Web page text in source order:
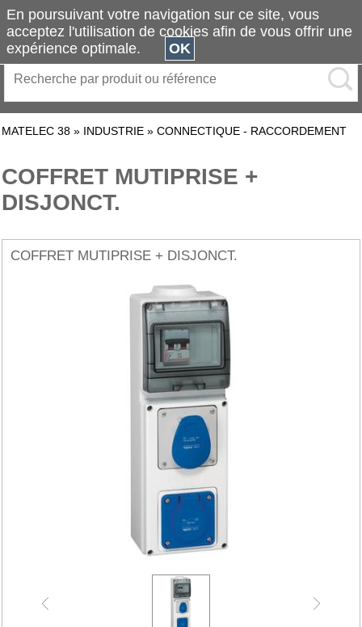
MATELEC 38 » INDUSTRIE » CONNECTIQUE - RACCORDEMENT
COFFRET MUTIPRISE +
DISJONCT.
COFFRET MUTIPRISE + DISJONCT.
En poursuivant votre navigation sur ce site, vous
acceptez l'utilisation de cookies afin de vous offrir une
expérience optimale.
OK